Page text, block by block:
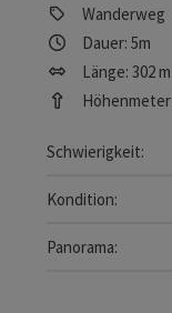
Wanderweg
Dauer: 5m
Länge: 302 m
Schwierigkeit:
Leicht
Kondition:
Sehr leicht
Panorama:
Tolles Panorama